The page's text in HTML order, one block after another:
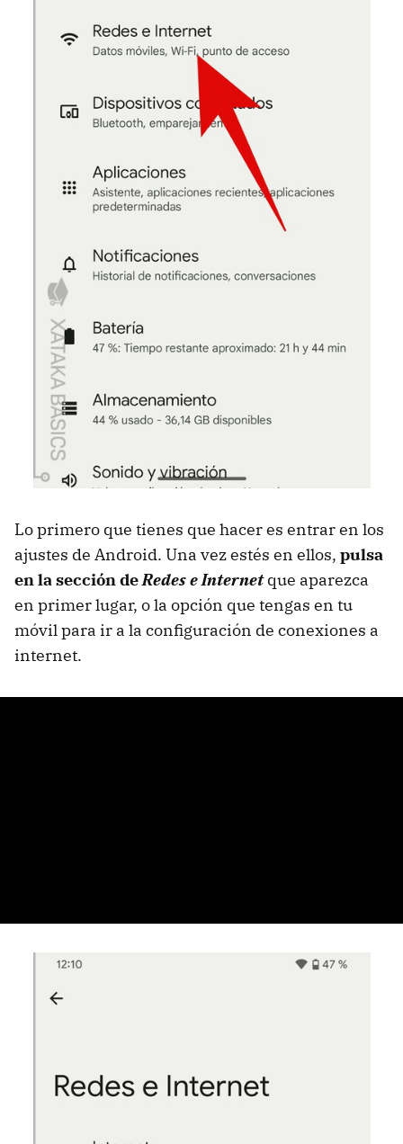
Lo primero que tienes que hacer es entrar en los
ajustes de Android. Una vez estés en ellos, pulsa
en la sección deRedes e Internetque aparezca
en primer lugar, o la opción que tengas en tu
móvil para ir a la configuración de conexiones a
internet.